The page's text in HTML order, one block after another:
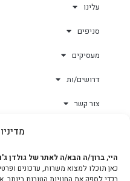
היי, ברוך/ה הבא/ה לאתר של גולדן
כאן תוכלו למצוא משרות, עדכונים
עלינו
סניפים
מעסיקים
דרושים/ות
צור קשר
צוות